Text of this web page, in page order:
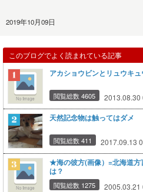
2019年10月09日
このブログでよく読まれている記事
アカショウビンとリュウキ
閲覧総数 4605 2013.08.30
天然記念物は触ってはダメ
閲覧総数 411 2017.09.13
★海の彼方(画像）=北海道方
は？
閲覧総数 1275 2005.03.21